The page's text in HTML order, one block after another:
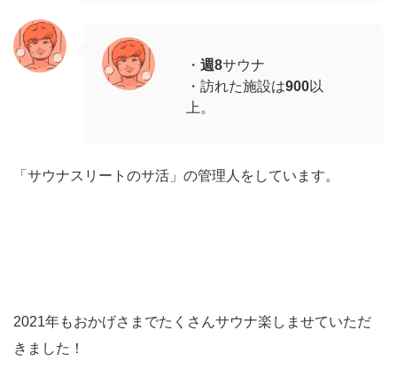
・ 週8サウナ
・訪れた施設は900以
上。
「サウナスリートのサ活」の管理人をしています。
2021年もおかげさまでたくさんサウナ楽しませていただ
きました！